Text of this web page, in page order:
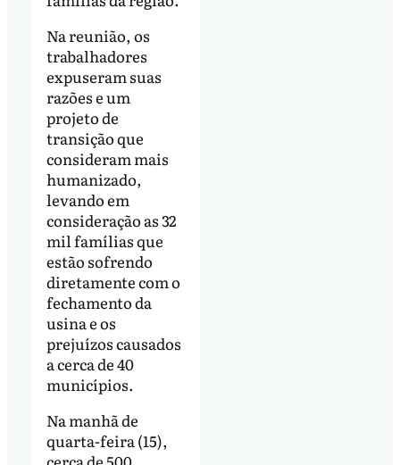
Na reunião, os
trabalhadores
expuseram suas
razões e um
projeto de
transição que
consideram mais
humanizado,
levando em
consideração as 32
mil famílias que
estão sofrendo
diretamente com o
fechamento da
usina e os
prejuízos causados
a cerca de 40
municípios.
Na manhã de
quarta-feira (15),